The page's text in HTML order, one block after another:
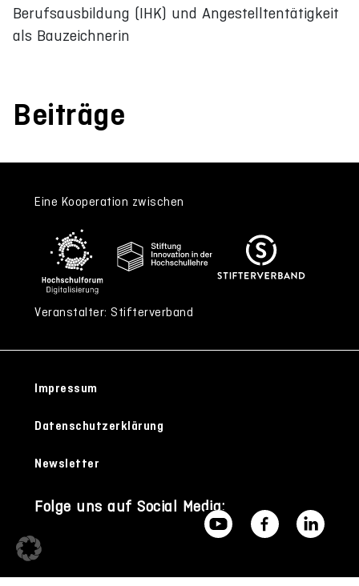
Berufsausbildung (IHK) und Angestelltentätigkeit
als Bauzeichnerin
Beiträge
Eine Kooperation zwischen
Veranstalter: Stifterverband
Impressum
Datenschutzerklärung
Newsletter
Folge uns auf Social Media: